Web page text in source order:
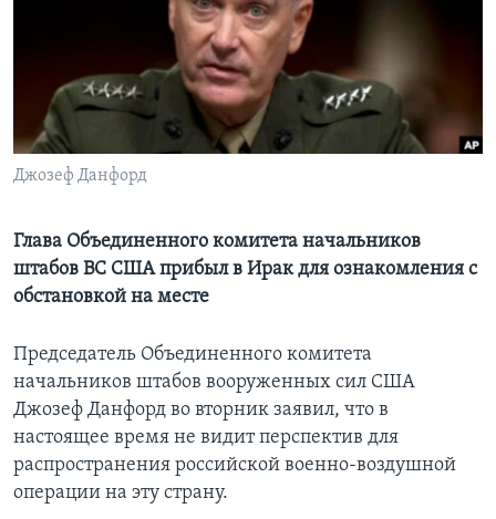
СОЦИАЛЬНЫЕ СЕТИ
Джозеф Данфорд
Глава Объединенного комитета начальников
штабов ВС США прибыл в Ирак для ознакомления с
обстановкой на месте
Председатель Объединенного комитета
начальников штабов вооруженных сил США
Джозеф Данфорд во вторник заявил, что в
настоящее время не видит перспектив для
распространения российской военно-воздушной
операции на эту страну.